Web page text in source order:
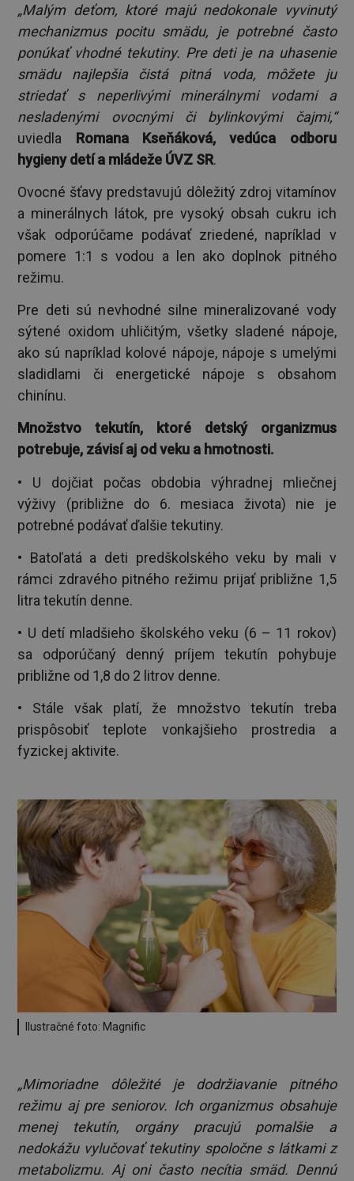
„Malým deťom, ktoré majú nedokonale vyvinutý
mechanizmus pocitu smädu, je potrebné často
ponúkať vhodné tekutiny. Pre deti je na uhasenie
smädu najlepšia čistá pitná voda, môžete ju
striedať s neperlivými minerálnymi vodami a
nesladenými ovocnými či bylinkovými čajmi,“
uviedla Romana Kseňáková, vedúca odboru
hygieny detí a mládeže ÚVZ SR.
Ovocné šťavy predstavujú dôležitý zdroj vitamínov
a minerálnych látok, pre vysoký obsah cukru ich
však odporúčame podávať zriedené, napríklad v
pomere 1:1 s vodou a len ako doplnok pitného
režimu.
Pre deti sú nevhodné silne mineralizované vody
sýtené oxidom uhličitým, všetky sladené nápoje,
ako sú napríklad kolové nápoje, nápoje s umelými
sladidlami či energetické nápoje s obsahom
chinínu.
Množstvo tekutín, ktoré detský organizmus
potrebuje, závisí aj od veku a hmotnosti.
• U dojčiat počas obdobia výhradnej mliečnej
výživy (približne do 6. mesiaca života) nie je
potrebné podávať ďalšie tekutiny.
• Batoľatá a deti predškolského veku by mali v
rámci zdravého pitného režimu prijať približne 1,5
litra tekutín denne.
• U detí mladšieho školského veku (6 – 11 rokov)
sa odporúčaný denný príjem tekutín pohybuje
približne od 1,8 do 2 litrov denne.
• Stále však platí, že množstvo tekutín treba
prispôsobiť teplote vonkajšieho prostredia a
fyzickej aktivite.
Ilustračné foto: Magnific
„Mimoriadne dôležité je dodržiavanie pitného
režimu aj pre seniorov. Ich organizmus obsahuje
menej tekutín, orgány pracujú pomalšie a
nedokážu vylučovať tekutiny spoločne s látkami z
metabolizmu. Aj oni často necítia smäd. Dennú